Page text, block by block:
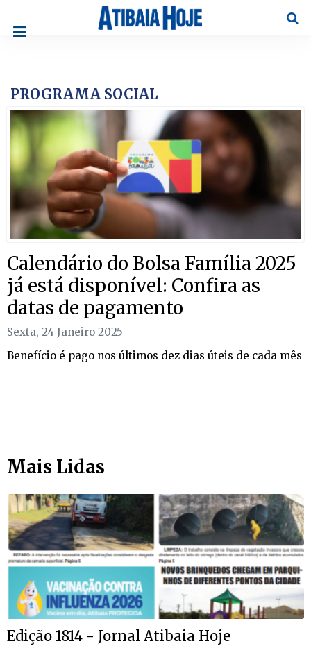
PROGRAMA SOCIAL
Calendário do Bolsa Família 2025
já está disponível: Confira as
datas de pagamento
Sexta, 24 Janeiro 2025
Benefício é pago nos últimos dez dias úteis de cada mês
Mais Lidas
Edição 1814 - Jornal Atibaia Hoje